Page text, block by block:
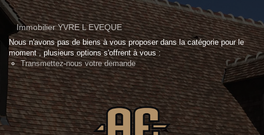
Immobilier YVRE L EVEQUE
Nous n'avons pas de biens à vous proposer dans la catégorie pour le
moment , plusieurs options s'offrent à vous :
Transmettez-nous votre demande